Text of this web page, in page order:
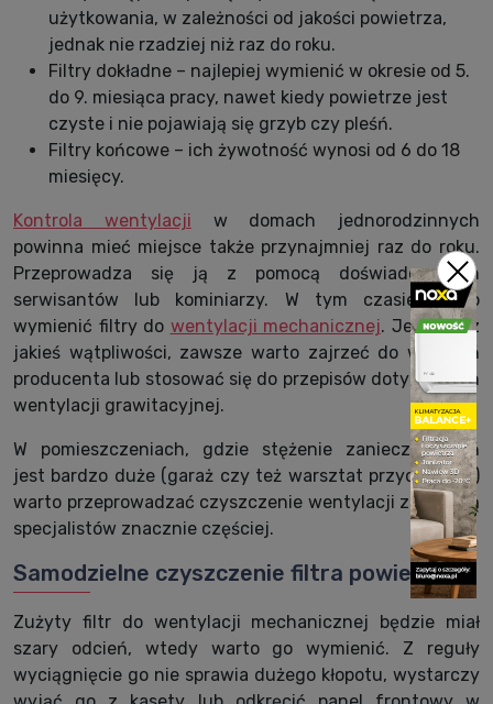
użytkowania, w zależności od jakości powietrza,
jednak nie rzadziej niż raz do roku.
Filtry dokładne – najlepiej wymienić w okresie od 5.
do 9. miesiąca pracy, nawet kiedy powietrze jest
czyste i nie pojawiają się grzyb czy pleśń.
Filtry końcowe – ich żywotność wynosi od 6 do 18
miesięcy.
Kontrola wentylacji w domach jednorodzinnych
powinna mieć miejsce także przynajmniej raz do roku.
Przeprowadza się ją z pomocą doświadczonych
serwisantów lub kominiarzy. W tym czasie warto
wymienić filtry do wentylacji mechanicznej. Jeśli masz
jakieś wątpliwości, zawsze warto zajrzeć do wskazań
producenta lub stosować się do przepisów dotyczących
wentylacji grawitacyjnej.
W pomieszczeniach, gdzie stężenie zanieczyszczeń
jest bardzo duże (garaż czy też warsztat przydomowy)
warto przeprowadzać czyszczenie wentylacji z pomocą
specjalistów znacznie częściej.
Samodzielne czyszczenie filtra powietrza
Zużyty filtr do wentylacji mechanicznej będzie miał
szary odcień, wtedy warto go wymienić. Z reguły
wyciągnięcie go nie sprawia dużego kłopotu, wystarczy